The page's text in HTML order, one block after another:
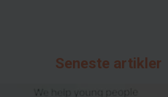
Seneste artikler